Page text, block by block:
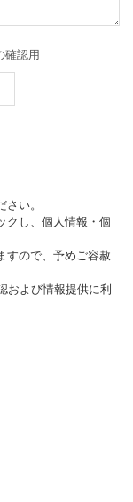
確認用
い。
クし、個人情報・個
すので、予めご容赦
および情報提供に利